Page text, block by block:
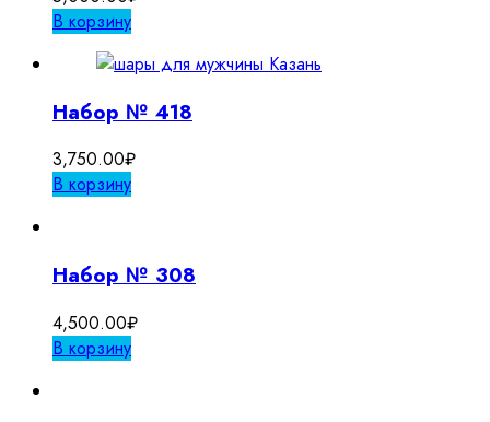
В корзину
Набор № 418
3,750.00₽
В корзину
Набор № 308
4,500.00₽
В корзину